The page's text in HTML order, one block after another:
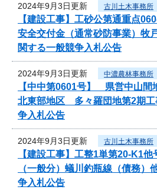
2024年9月3日更新 古川土木事務所
【建設工事】工砂公第通重点
安全交付金（通常砂防事業）牧
関する一般競争入札公告
2024年9月3日更新 中濃農林事務所
【中中第0601号】 県営中山
北東部地区 多々羅団地第2期
争入札公告
2024年9月3日更新 古川土木事務所
【建設工事】工整1単第20-K1
（一般分）蟻川釣瓶線（債務）
争入札公告